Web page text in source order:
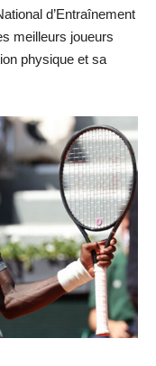
d’Entraînement
meilleurs joueurs
physique et sa